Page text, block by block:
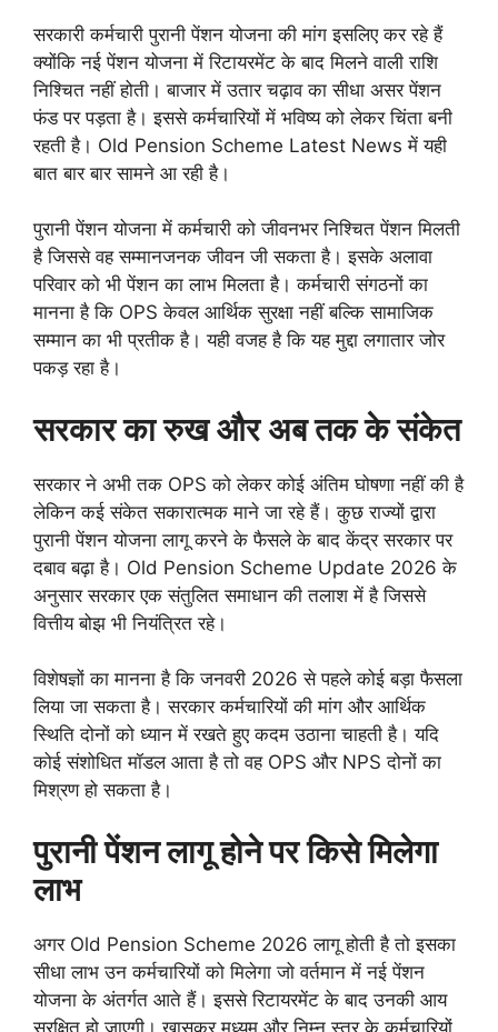
सरकारी कर्मचारी पुरानी पेंशन योजना की मांग इसलिए कर रहे हैं
क्योंकि नई पेंशन योजना में रिटायरमेंट के बाद मिलने वाली राशि
निश्चित नहीं होती। बाजार में उतार चढ़ाव का सीधा असर पेंशन
फंड पर पड़ता है। इससे कर्मचारियों में भविष्य को लेकर चिंता बनी
रहती है। Old Pension Scheme Latest News में यही
बात बार बार सामने आ रही है।
पुरानी पेंशन योजना में कर्मचारी को जीवनभर निश्चित पेंशन मिलती
है जिससे वह सम्मानजनक जीवन जी सकता है। इसके अलावा
परिवार को भी पेंशन का लाभ मिलता है। कर्मचारी संगठनों का
मानना है कि OPS केवल आर्थिक सुरक्षा नहीं बल्कि सामाजिक
सम्मान का भी प्रतीक है। यही वजह है कि यह मुद्दा लगातार जोर
पकड़ रहा है।
सरकार का रुख और अब तक के संकेत
सरकार ने अभी तक OPS को लेकर कोई अंतिम घोषणा नहीं की है
लेकिन कई संकेत सकारात्मक माने जा रहे हैं। कुछ राज्यों द्वारा
पुरानी पेंशन योजना लागू करने के फैसले के बाद केंद्र सरकार पर
दबाव बढ़ा है। Old Pension Scheme Update 2026 के
अनुसार सरकार एक संतुलित समाधान की तलाश में है जिससे
वित्तीय बोझ भी नियंत्रित रहे।
विशेषज्ञों का मानना है कि जनवरी 2026 से पहले कोई बड़ा फैसला
लिया जा सकता है। सरकार कर्मचारियों की मांग और आर्थिक
स्थिति दोनों को ध्यान में रखते हुए कदम उठाना चाहती है। यदि
कोई संशोधित मॉडल आता है तो वह OPS और NPS दोनों का
मिश्रण हो सकता है।
पुरानी पेंशन लागू होने पर किसे मिलेगा
लाभ
अगर Old Pension Scheme 2026 लागू होती है तो इसका
सीधा लाभ उन कर्मचारियों को मिलेगा जो वर्तमान में नई पेंशन
योजना के अंतर्गत आते हैं। इससे रिटायरमेंट के बाद उनकी आय
सुरक्षित हो जाएगी। खासकर मध्यम और निम्न स्तर के कर्मचारियों